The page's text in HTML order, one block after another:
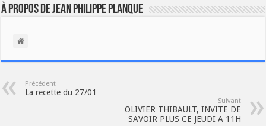
À propos de Jean Philippe Planque
Précédent
La recette du 27/01
Suivant
OLIVIER THIBAULT, INVITE DE
SAVOIR PLUS CE JEUDI A 11H